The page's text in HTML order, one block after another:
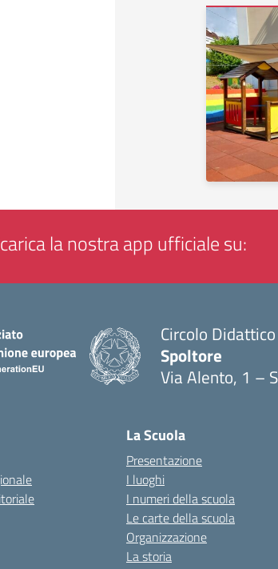
la nostra app ufficiale su:
Circolo Didattico
Spoltore
Via Alento, 1 –
La Scuola
Presentazione
I luoghi
I numeri della scuola
Le carte della scuola
Organizzazione
La storia